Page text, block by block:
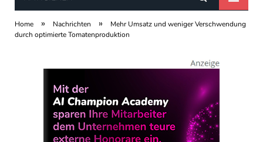
Home » Nachrichten »
Mehr Umsatz und weniger Verschwendung
durch optimierte Tomatenproduktion